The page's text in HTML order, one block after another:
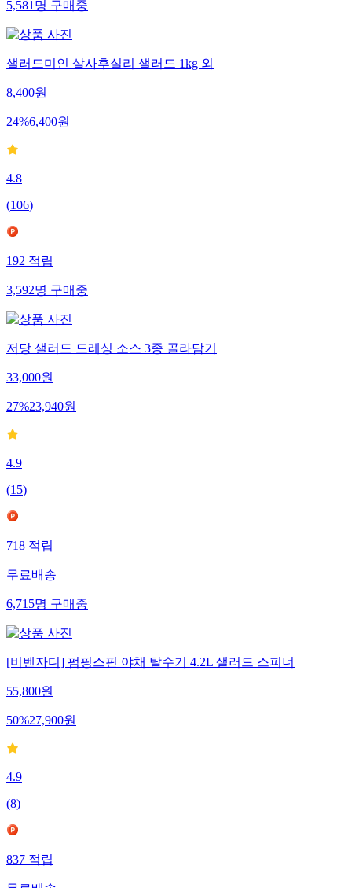
5,581명구매중
샐러드미인 살사후실리 샐러드 1kg 외
8,400원
24%6,400원
4.8
(106)
192적립
3,592명구매중
저당 샐러드 드레싱 소스 3종 골라담기
33,000원
27%23,940원
4.9
(15)
718적립
무료배송
6,715명구매중
[비벤자디] 펌핑스핀 야채 탈수기 4.2L 샐러드 스피너
55,800원
50%27,900원
4.9
(8)
837적립